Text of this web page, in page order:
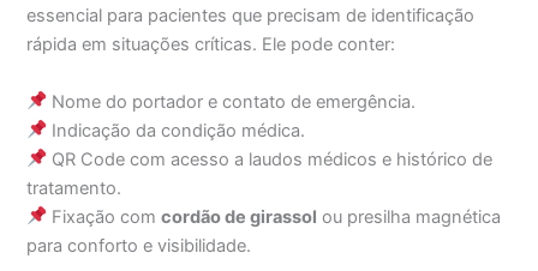
essencial para pacientes que precisam de identificação
rápida em situações críticas. Ele pode conter:
Nome do portador e contato de emergência.
Indicação da condição médica.
QR Code com acesso a laudos médicos e histórico de
tratamento.
Fixação comcordão de girassol ou presilha magnética
para conforto e visibilidade.